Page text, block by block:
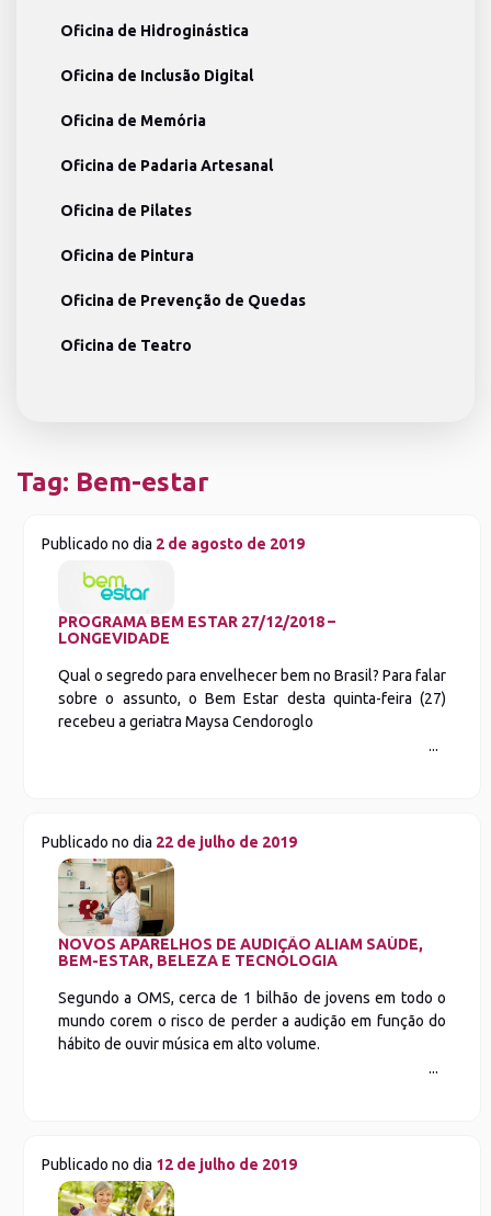
Oficina de Hidroginástica
Oficina de Inclusão Digital
Oficina de Memória
Oficina de Padaria Artesanal
Oficina de Pilates
Oficina de Pintura
Oficina de Prevenção de Quedas
Oficina de Teatro
Tag: Bem-estar
Publicado no dia 2 de agosto de 2019
PROGRAMA BEM ESTAR 27/12/2018 –
LONGEVIDADE
Qual o segredo para envelhecer bem no Brasil? Para falar
sobre o assunto, o Bem Estar desta quinta-feira (27)
recebeu a geriatra Maysa Cendoroglo
Publicado no dia 22 de julho de 2019
NOVOS APARELHOS DE AUDIÇÃO ALIAM SAÚDE,
BEM-ESTAR, BELEZA E TECNOLOGIA
Segundo a OMS, cerca de 1 bilhão de jovens em todo o
mundo corem o risco de perder a audição em função do
hábito de ouvir música em alto volume.
Publicado no dia 12 de julho de 2019